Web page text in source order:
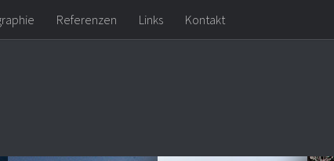
Referenzen Links Kontakt